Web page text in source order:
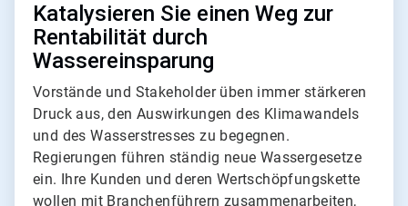
Katalysieren Sie einen Weg zur
Rentabilität durch
Wassereinsparung
Vorstände und Stakeholder üben immer stärkeren
Druck aus, den Auswirkungen des Klimawandels
und des Wasserstresses zu begegnen.
Regierungen führen ständig neue Wassergesetze
ein. Ihre Kunden und deren Wertschöpfungskette
wollen mit Branchenführern zusammenarbeiten,